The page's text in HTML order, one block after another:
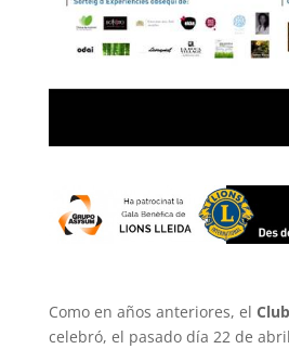
Como en años anteriores, el
celebró, el pasado día 22 de